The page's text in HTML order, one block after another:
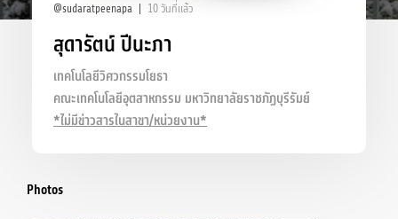
@sudaratpeenapa 10 วันที่แล้ว
สุดารัตน์ ปีนะภา
เทคโนโลยีวิศวกรรมโยธา
คณะเทคโนโลยีอุตสาหกรรม มหาวิทยาลัยราชภัฏบุรีรัมย์
*ไม่มีข่าวสารในสาขา/หน่วยงาน*
Photos